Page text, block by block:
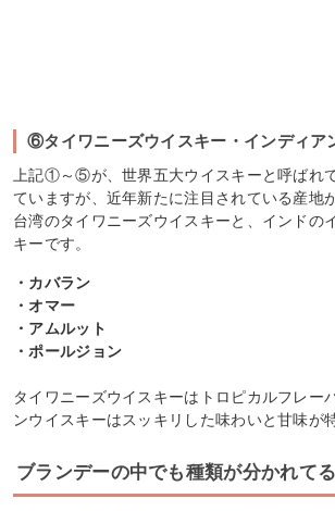
⑥タイワニーズウイスキー・インディア
上記①～⑤が、世界五大ウイスキーと呼ばれ
ていますが、近年新たに注目されている産地
台湾のタイワニーズウイスキーと、インドの
キーです。
・カバラン
・オマー
・アムルット
・ポールジョン
タイワニーズウイスキーはトロピカルフレー
ンウイスキーはスッキリした味わいと甘味が
ブランデーの中でも種類が分かれて